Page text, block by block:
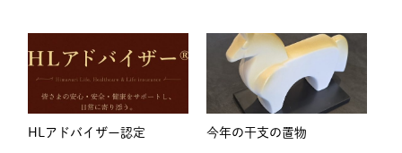
HLアドバイザー認定 今年の干支の置物